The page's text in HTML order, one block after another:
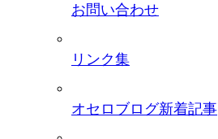
お問い合わせ
リンク集
オセロブログ新着記事